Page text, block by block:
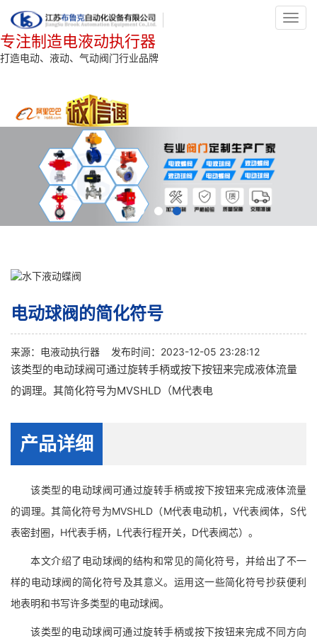
专注制造电液动执行器
打造电动、液动、气动阀门行业品牌
电动球阀的简化符号
来源： 电液动执行器 发布时间：2023-12-05 23:28:12
该类型的电动球阀可通过旋转手柄或按下按钮来完成液体流量
的调理。其简化符号为MVSHLD（M代表电
产品详细
该类型的电动球阀可通过旋转手柄或按下按钮来完成液体流量
的调理。其简化符号为MVSHLD（M代表电动机，V代表阀体，S代
表密封圈，H代表手柄，L代表行程开关，D代表阀芯）。
本文介绍了电动球阀的结构和常见的简化符号，并给出了不一
样的电动球阀的简化符号及其意义。运用这一些简化符号抄获便利
地表明和书写许多类型的电动球阀。
该类型的电动球阀可通过旋转手柄或按下按钮来完成不同方向